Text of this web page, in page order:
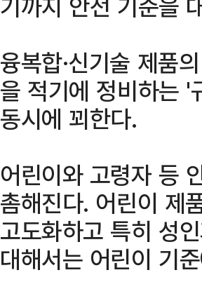
융복합·신기술 제품
을 적기에 정비하는 '
동시에 꾀한다.
어린이와 고령자 등
촘해진다. 어린이 제
고도화하고 특히 성
대해서는 어린이 기